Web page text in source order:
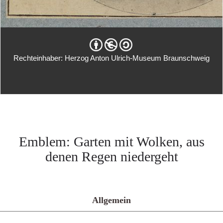
Rechteinhaber: Herzog Anton Ulrich-Museum Braunschweig
Emblem: Garten mit Wolken, aus
denen Regen niedergeht
Allgemein